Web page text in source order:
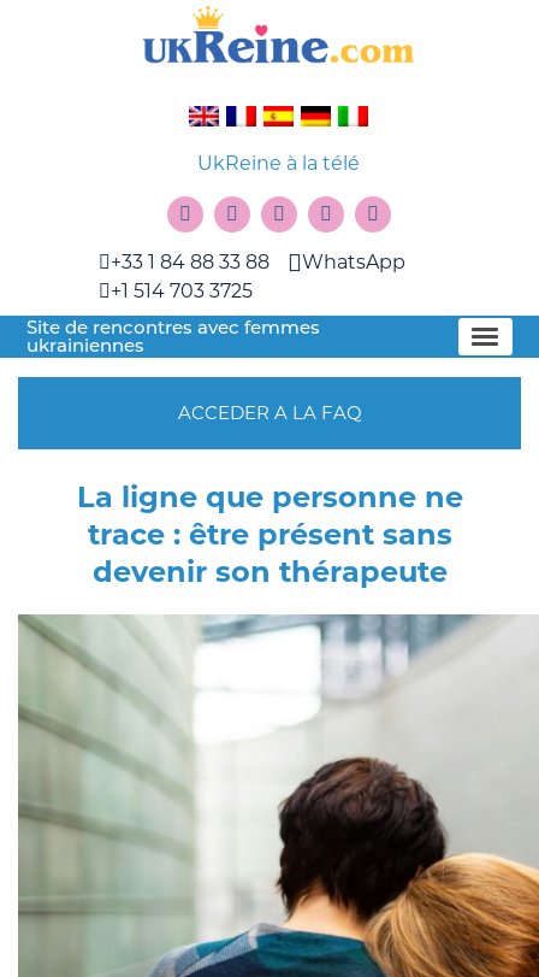
UkReine à la télé
+33 1 84 88 33 88
+1 514 703 3725
WhatsApp
Site de rencontres avec femmes
ukrainiennes
ACCEDER A LA FAQ
La ligne que personne ne
trace : être présent sans
devenir son thérapeute